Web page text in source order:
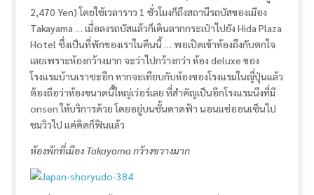
2,470 Yen) โดยใช้เวลาราว 1 ชั่วโมงก็ถึงสถานีรถบัสของเมือง
Takayama … เมื่อลงรถบัสแล้วก็เดินลากกระเป๋าไปยัง Hida Plaza
Hotel ซึ่งเป็นที่พักของเราในคืนนี้ … พอเปิดเข้าห้องถึงกับตกใจ
เลยเพราะห้องกว้างมาก จะว่าไปกว้างกว่า ห้อง deluxe ของ
โรงแรมบ้านเราซะอีก หากจะเทียบกับห้องของโรงแรมในญี่ปุ่นแล้ว
ต้องถือว่าห้องขนาดนี้ใหญ่เว่อร์เลย ที่สำคัญเป็นอีกโรงแรมนึงที่มี
onsen ให้บริการด้วย โดยอยู่บนชั้นดาดฟ้า นอนแช่ออนเซ็นไป
ชมวิวไป แค่คิดก็ฟินแล้ว
ห้องพักที่เมือง Takayama กว้างขวางมาก